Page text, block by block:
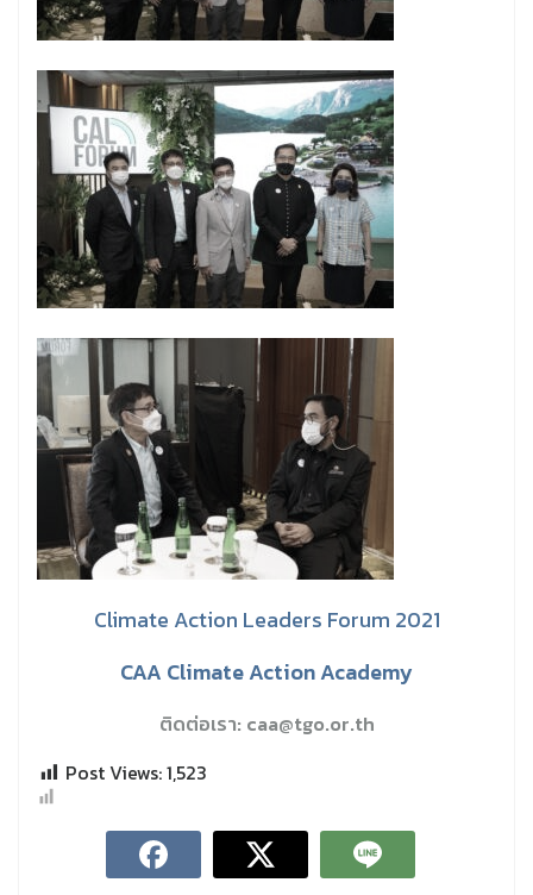
Climate Action Leaders Forum 2021
CAA Climate Action Academy
ติดต่อเรา: caa@tgo.or.th
Post Views:1,523